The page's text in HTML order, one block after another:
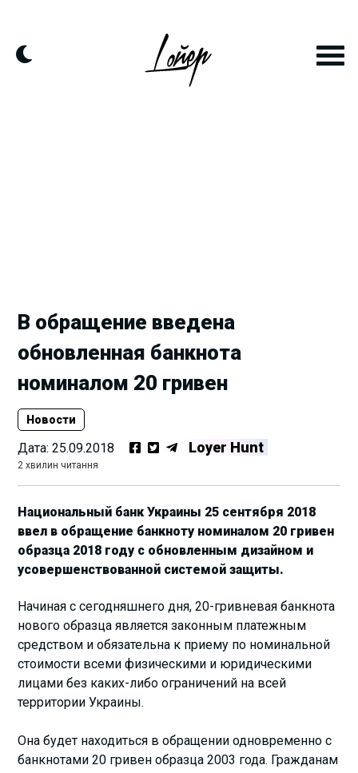
контенту
В обращение введена
обновленная банкнота
номиналом 20 гривен
Новости
Дата:25.09.2018 Loyer Hunt
2 хвилин читання
Национальный банк Украины 25 сентября 2018
ввел в обращение банкноту номиналом 20 гривен
образца 2018 году с обновленным дизайном и
усовершенствованной системой защиты.
Начиная с сегодняшнего дня, 20-гривневая банкнота
нового образца является законным платежным
средством и обязательна к приему по номинальной
стоимости всеми физическими и юридическими
лицами без каких-либо ограничений на всей
территории Украины.
Она будет находиться в обращении одновременно с
банкнотами 20 гривен образца 2003 года. Гражданам